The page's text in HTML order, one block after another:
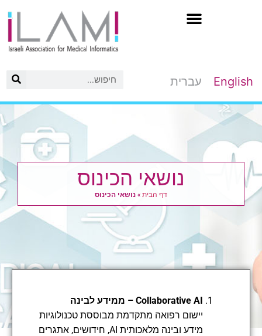
English עברית
נושאי הכינוס
דף הבית»נושאי הכינוס
Collaborative AI – ממידע לבינה
יישום רפואה מתקדמת מבוססת טכנולוגיות
מידע ובינה מלאכותית AI, חידושים, אתגרים